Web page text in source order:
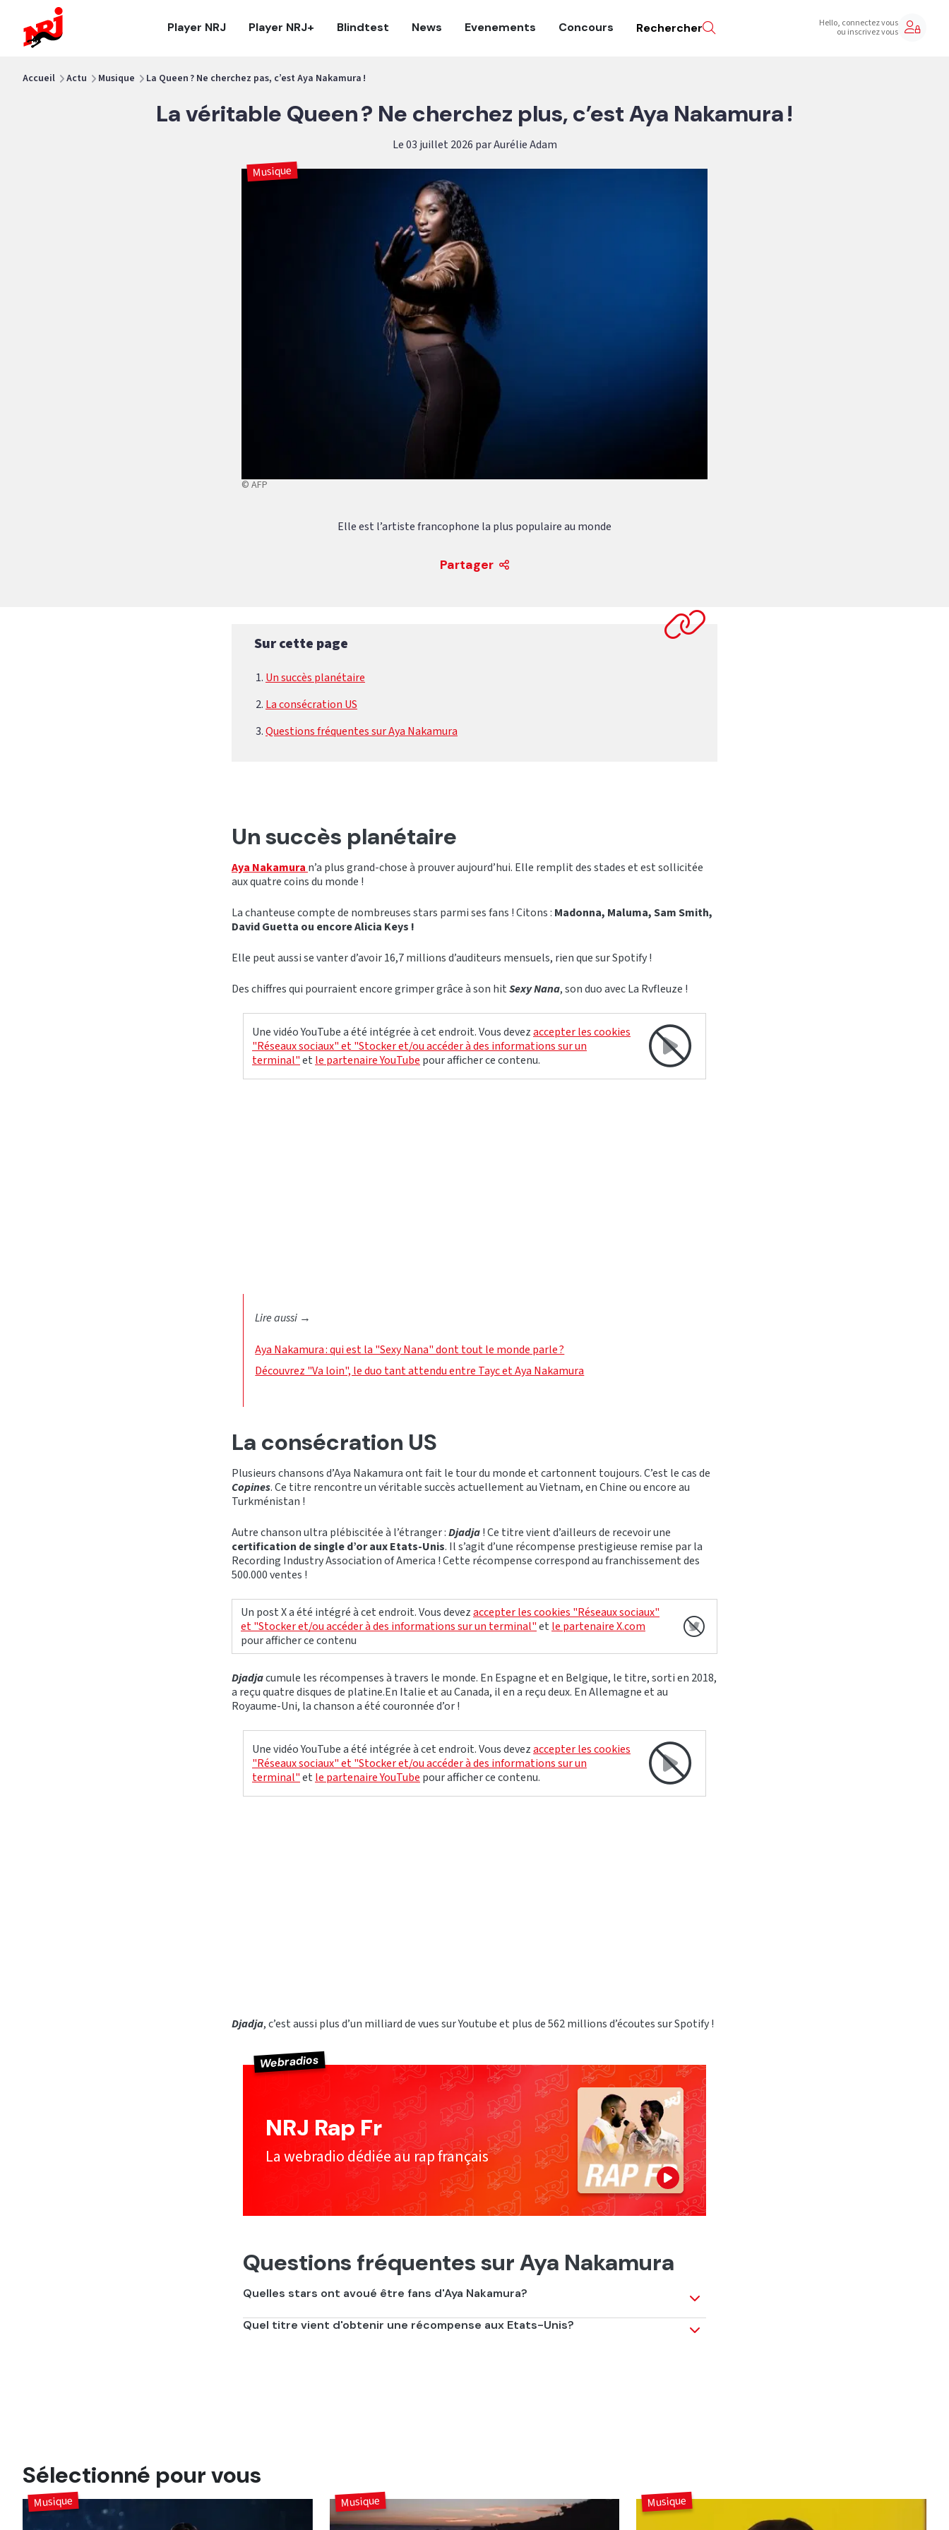
Player NRJ Player NRJ+ Blindtest News Evenements Concours Rechercher Hello, connectez vous
ou inscrivez vous
Accueil Actu Musique La Queen ? Ne cherchez pas, c’est Aya Nakamura !
La véritable Queen ? Ne cherchez plus, c’est Aya Nakamura !
Le 03 juillet 2026 par Aurélie Adam
Musique
© AFP
Elle est l’artiste francophone la plus populaire au monde
Partager
Sur cette page
Un succès planétaire
La consécration US
Questions fréquentes sur Aya Nakamura
Un succès planétaire
Aya Nakamura n’a plus grand-chose à prouver aujourd’hui. Elle remplit des stades et est sollicitée
aux quatre coins du monde !
La chanteuse compte de nombreuses stars parmi ses fans ! Citons : Madonna, Maluma, Sam Smith,
David Guetta ou encore Alicia Keys !
Elle peut aussi se vanter d’avoir 16,7 millions d’auditeurs mensuels, rien que sur Spotify !
Des chiffres qui pourraient encore grimper grâce à son hitSexy Nana, son duo avec La Rvfleuze !
Une vidéo YouTube a été intégrée à cet endroit. Vous devezaccepter les cookies
"Réseaux sociaux" et "Stocker et/ou accéder à des informations sur un
terminal"et le partenaire YouTube pour afficher ce contenu.
Lire aussi →
Aya Nakamura : qui est la "Sexy Nana" dont tout le monde parle ?
Découvrez "Va loin", le duo tant attendu entre Tayc et Aya Nakamura
La consécration US
Plusieurs chansons d’Aya Nakamura ont fait le tour du monde et cartonnent toujours. C’est le cas de
Copines. Ce titre rencontre un véritable succès actuellement au Vietnam, en Chine ou encore au
Turkménistan !
Autre chanson ultra plébiscitée à l’étranger :Djadja! Ce titre vient d’ailleurs de recevoir une
certification de single d’or aux Etats-Unis. Il s’agit d’une récompense prestigieuse remise par la
Recording Industry Association of America ! Cette récompense correspond au franchissement des
500.000 ventes !
Un post X a été intégré à cet endroit. Vous devezaccepter les cookies "Réseaux sociaux"
et "Stocker et/ou accéder à des informations sur un terminal"et le partenaire X.com
pour afficher ce contenu
Djadjacumule les récompenses à travers le monde. En Espagne et en Belgique, le titre, sorti en 2018,
a reçu quatre disques de platine.En Italie et au Canada, il en a reçu deux. En Allemagne et au
Royaume-Uni, la chanson a été couronnée d’or !
Une vidéo YouTube a été intégrée à cet endroit. Vous devezaccepter les cookies
"Réseaux sociaux" et "Stocker et/ou accéder à des informations sur un
terminal"et le partenaire YouTube pour afficher ce contenu.
Djadja, c’est aussi plus d’un milliard de vues sur Youtube et plus de 562 millions d’écoutes sur Spotify !
Webradios
NRJ Rap Fr
La webradio dédiée au rap français
Questions fréquentes sur Aya Nakamura
Quelles stars ont avoué être fans d'Aya Nakamura?
Madonna, Maluma, Sam Smith, David Guetta ou encore Alicia Keys !
Quel titre vient d'obtenir une récompense aux Etats-Unis?
Sélectionné pour vous
Musique Musique Musique